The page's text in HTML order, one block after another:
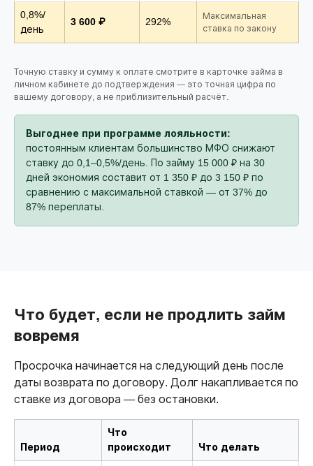
0,8%/
день
3 600 ₽ 292%
Максимальная
ставка по закону
Точную ставку и сумму к оплате смотрите в карточке займа в
личном кабинете до подтверждения — это точная цифра по
вашему договору, а не приблизительный расчёт.
Выгоднее при программе лояльности:
постоянным клиентам большинство МФО снижают
ставку до 0,1–0,5%/день. По займу 15 000 ₽ на 30
дней экономия составит от 1 350 ₽ до 3 150 ₽ по
сравнению с максимальной ставкой — от 37% до
87% переплаты.
Что будет, если не продлить займ
вовремя
Просрочка начинается на следующий день после
даты возврата по договору. Долг накапливается по
ставке из договора — без остановки.
Период
Что
происходит
Что делать